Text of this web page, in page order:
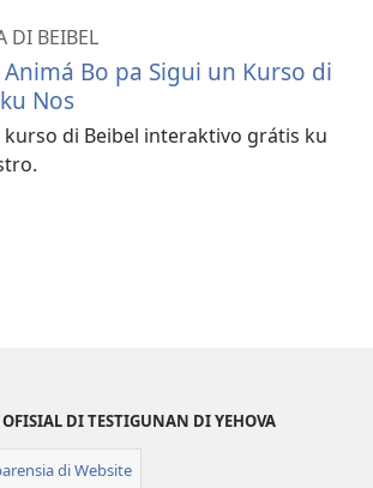
DI BEIBEL
Animá Bo pa Sigui un Kurso di
Nos
kurso di Beibel interaktivo grátis ku
DI TESTIGUNAN DI YEHOVA
di Website